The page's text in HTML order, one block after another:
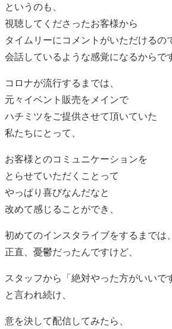
というのも、
視聴してくださったお客様から
タイムリーにコメントがいただけるの
会話しているような感覚になるからで
コロナが流行するまでは、
元々イベント販売をメインで
ハチミツをご提供させて頂いていた
私たちにとって、
お客様とのコミュニケーションを
とらせていただくことって
やっぱり喜びなんだなと
改めて感じることができ、
初めてのインスタライブをするまでは、
正直、憂鬱だったんですけど、
スタッフから「絶対やった方がいいで
と言われ続け、
意を決して配信してみたら、